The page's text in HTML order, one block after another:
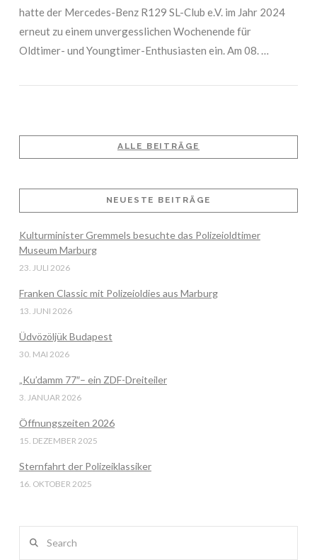
hatte der Mercedes-Benz R129 SL-Club e.V. im Jahr 2024
erneut zu einem unvergesslichen Wochenende für
Oldtimer- und Youngtimer-Enthusiasten ein. Am 08. …
ALLE BEITRÄGE
NEUESTE BEITRÄGE
Kulturminister Gremmels besuchte das Polizeioldtimer
Museum Marburg
23. JULI 2026
Franken Classic mit Polizeioldies aus Marburg
13. JUNI 2026
Üdvözöljük Budapest
30. MAI 2026
„Ku’damm 77″– ein ZDF-Dreiteiler
3. JANUAR 2026
Öffnungszeiten 2026
15. DEZEMBER 2025
Sternfahrt der Polizeiklassiker
16. OKTOBER 2025